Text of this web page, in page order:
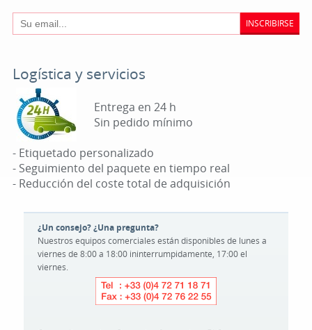
INSCRIBIRSE
Logística y servicios
Entrega en 24 h
Sin pedido mínimo
- Etiquetado personalizado
- Seguimiento del paquete en tiempo real
- Reducción del coste total de adquisición
¿Un consejo? ¿Una pregunta?
Nuestros equipos comerciales están disponibles de lunes a
viernes de 8:00 a 18:00 ininterrumpidamente, 17:00 el
viernes.